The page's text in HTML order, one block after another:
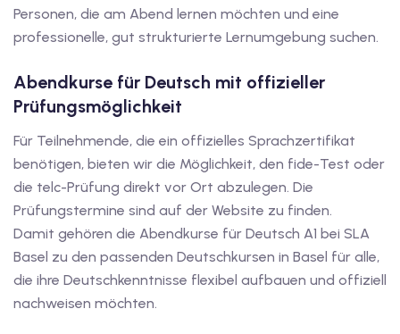
B1
Deutschkurse mit
Deutschkurse mit
mit Gutschein
mit Gutschein B1
mit
Personen, die am Abend lernen möchten und eine
professionelle, gut strukturierte Lernumgebung suchen.
Abendkurse für Deutsch mit offizieller
Prüfungsmöglichkeit
Für Teilnehmende, die ein offizielles Sprachzertifikat
benötigen, bieten wir die Möglichkeit, den fide-Test oder
die telc-Prüfung direkt vor Ort abzulegen. Die
Prüfungstermine sind auf der Website zu finden.
Damit gehören die Abendkurse für Deutsch A1 bei SLA
Basel zu den passenden Deutschkursen in Basel für alle,
die ihre Deutschkenntnisse flexibel aufbauen und offiziell
nachweisen möchten.